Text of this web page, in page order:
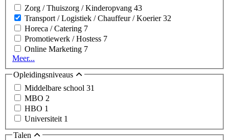
Zorg / Thuiszorg / Kinderopvang 43
Transport / Logistiek / Chauffeur / Koerier32
Horeca / Catering 7
Promotiewerk / Hostess 7
Online Marketing 7
Meer...
Opleidingsniveaus
Middelbare school 31
MBO 2
HBO 1
Universiteit 1
Talen